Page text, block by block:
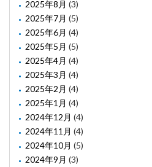
2025年8月 (3)
2025年7月 (5)
2025年6月 (4)
2025年5月 (5)
2025年4月 (4)
2025年3月 (4)
2025年2月 (4)
2025年1月 (4)
2024年12月 (4)
2024年11月 (4)
2024年10月 (5)
2024年9月 (3)